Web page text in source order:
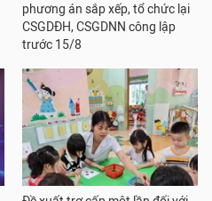
phương án sắp xếp, tổ chức lại
CSGDĐH, CSGDNN công lập
trước 15/8